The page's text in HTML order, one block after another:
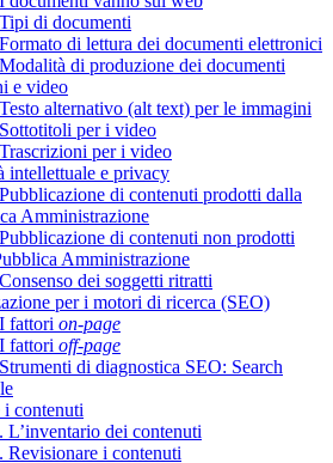
di documenti
di lettura dei documenti elettronici
di produzione dei documenti
e video
alternativo (alt text) per le immagini
per i video
per i video
intellettuale e privacy
di contenuti prodotti dalla
Amministrazione
di contenuti non prodotti
Amministrazione
dei soggetti ritratti
per i motori di ricerca (SEO)
fattori on-page
fattori off-page
di diagnostica SEO: Search
i contenuti
L’inventario dei contenuti
Revisionare i contenuti